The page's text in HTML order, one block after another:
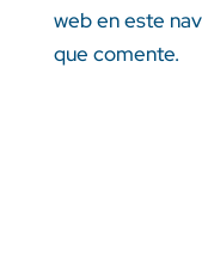
web en este
que comente.